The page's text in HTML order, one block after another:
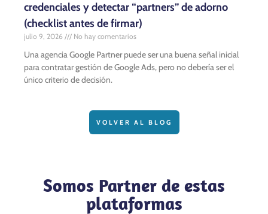
credenciales y detectar “partners” de adorno
(checklist antes de firmar)
julio 9, 2026 No hay comentarios
Una agencia Google Partner puede ser una buena señal inicial
para contratar gestión de Google Ads, pero no debería ser el
único criterio de decisión.
VOLVER AL BLOG
Somos Partner de estas
plataformas